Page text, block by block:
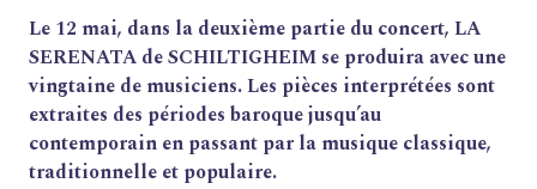
Le 12 mai, dans la deuxième partie du concert, LA
SERENATA de SCHILTIGHEIM se produira avec une
vingtaine de musiciens. Les pièces interprétées sont
extraites des périodes baroque jusqu’au
contemporain en passant par la musique classique,
traditionnelle et populaire.
ACTIONS ARTISTIQUES
RESSOURCES
QUI SOMMES-NOUS ?
THÉMATIQUES